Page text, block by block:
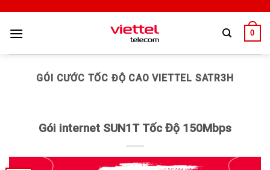
0
GÓI CƯỚC TỐC ĐỘ CAO VIETTEL SATR3H
Gói internet SUN1T Tốc Độ 150Mbps